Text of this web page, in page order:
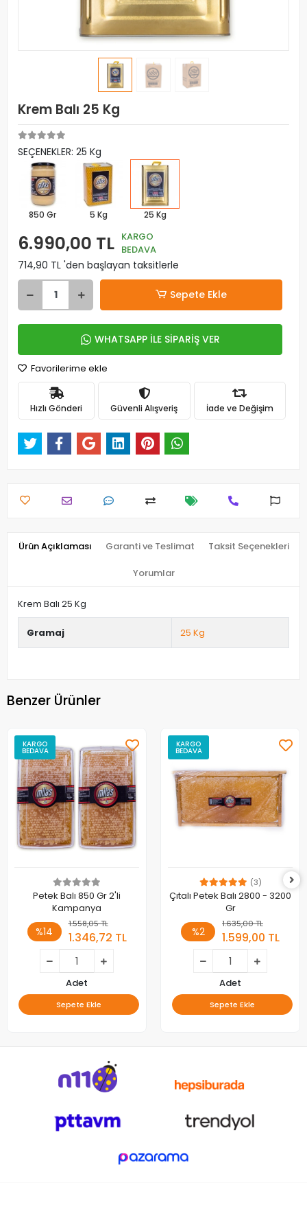
Krem Balı 25 Kg
SEÇENEKLER: 25 Kg
850 Gr 5 Kg 25 Kg
6.990,00 TL KARGO
BEDAVA
714,90 TL 'den başlayan taksitlerle
Sepete Ekle
WHATSAPP İLE SİPARİŞ VER
Favorilerime ekle
Hızlı Gönderi Güvenli Alışveriş İade ve Değişim
Ürün Açıklaması Garanti ve Teslimat Taksit Seçenekleri
Yorumlar
Krem Balı 25 Kg
Gramaj 25 Kg
Benzer Ürünler
KARGO
BEDAVA
Petek Balı 850 Gr 2'li
Kampanya
%14
1.558,05 TL
1.346,72 TL
Adet
Sepete Ekle
KARGO
BEDAVA
(3)
Çıtalı Petek Balı 2800 - 3200
Gr
%2
1.635,00 TL
1.599,00 TL
Adet
Sepete Ekle